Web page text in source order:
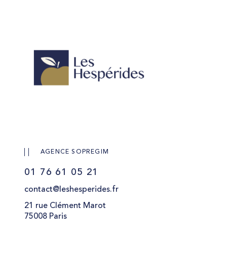
AGENCE SOPREGIM
01 76 61 05 21
contact@leshesperides.fr
21 rue Clément Marot
75008 Paris